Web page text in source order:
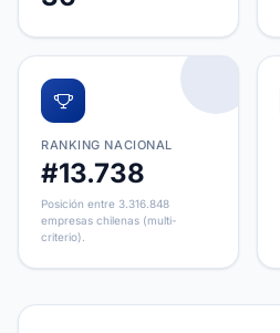
RANKING NACIONAL
#13.738
Posición entre 3.316.848
empresas chilenas (multi-
criterio).